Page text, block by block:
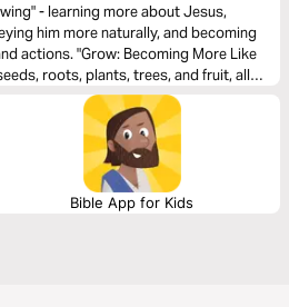
- learning more about Jesus,
him more naturally, and becoming
actions. "Grow: Becoming More Like
roots, plants, trees, and fruit, all
what it means to live for Jesus.
Bible App for Kids